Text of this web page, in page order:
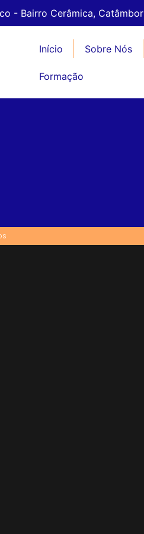
- Bairro Cerâmica, Catâmbor
Início Sobre Nós
Formação